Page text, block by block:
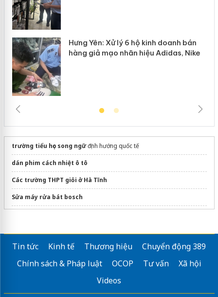
Hưng Yên: Xử lý 6 hộ kinh doanh bán
hàng giả mạo nhãn hiệu Adidas, Nike
trường tiểu học song ngữđịnh hướng quốc tế
dán phim cách nhiệt ô tô
Các trường THPT giỏi ở Hà Tĩnh
Sửa máy rửa bát bosch
Tin tức Kinh tế Thương hiệu
Chuyển động 389
Chính sách & Pháp luật
OCOP Tư vấn
Xã hội
Videos